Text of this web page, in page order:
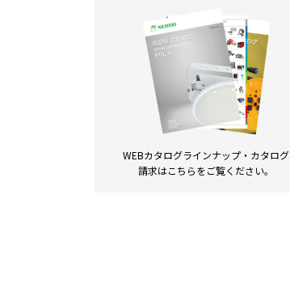
WEBカタログラインナップ・ カタログ
請求はこちらをご覧ください。